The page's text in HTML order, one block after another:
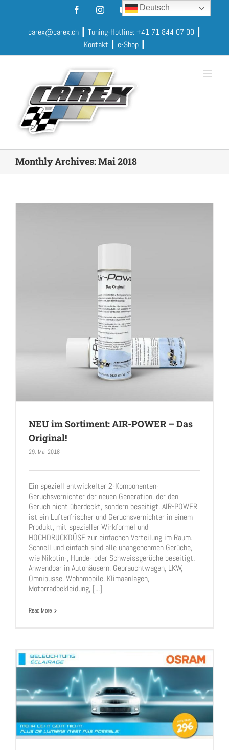
FacebookInstagramYouTubeXing
carex@carex.ch┃ Tuning-Hotline:+41 71 844 07 00┃
Kontakt
e-Shop┃
Monthly Archives:Mai 2018
NEU im Sortiment: AIR-POWER – Das Original!
NEU im Sortiment: AIR-POWER – Das
Original!
29. Mai 2018
Ein speziell entwickelter 2-Komponenten-
Geruchsvernichter der neuen Generation, der den
Geruch nicht überdeckt, sondern beseitigt. AIR-POWER
ist ein Lufterfrischer und Geruchsvernichter in einem
Produkt, mit spezieller Wirkformel und
HOCHDRUCKDÜSE zur einfachen Verteilung im Raum.
Schnell und einfach sind alle unangenehmen Gerüche,
wie Nikotin-, Hunde- oder Schweissgerüche beseitigt.
Anwendbar in Autohäusern, Gebrauchtwagen, LKW,
Omnibusse, Wohnmobile, Klimaanlagen,
Motorradbekleidung, [...]
Read More
Deutsch